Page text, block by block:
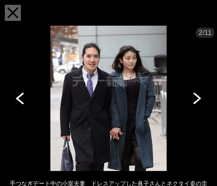
2/11
手つなぎデート中の小室夫妻 ドレスアップした眞子さんとネクタイ姿の圭